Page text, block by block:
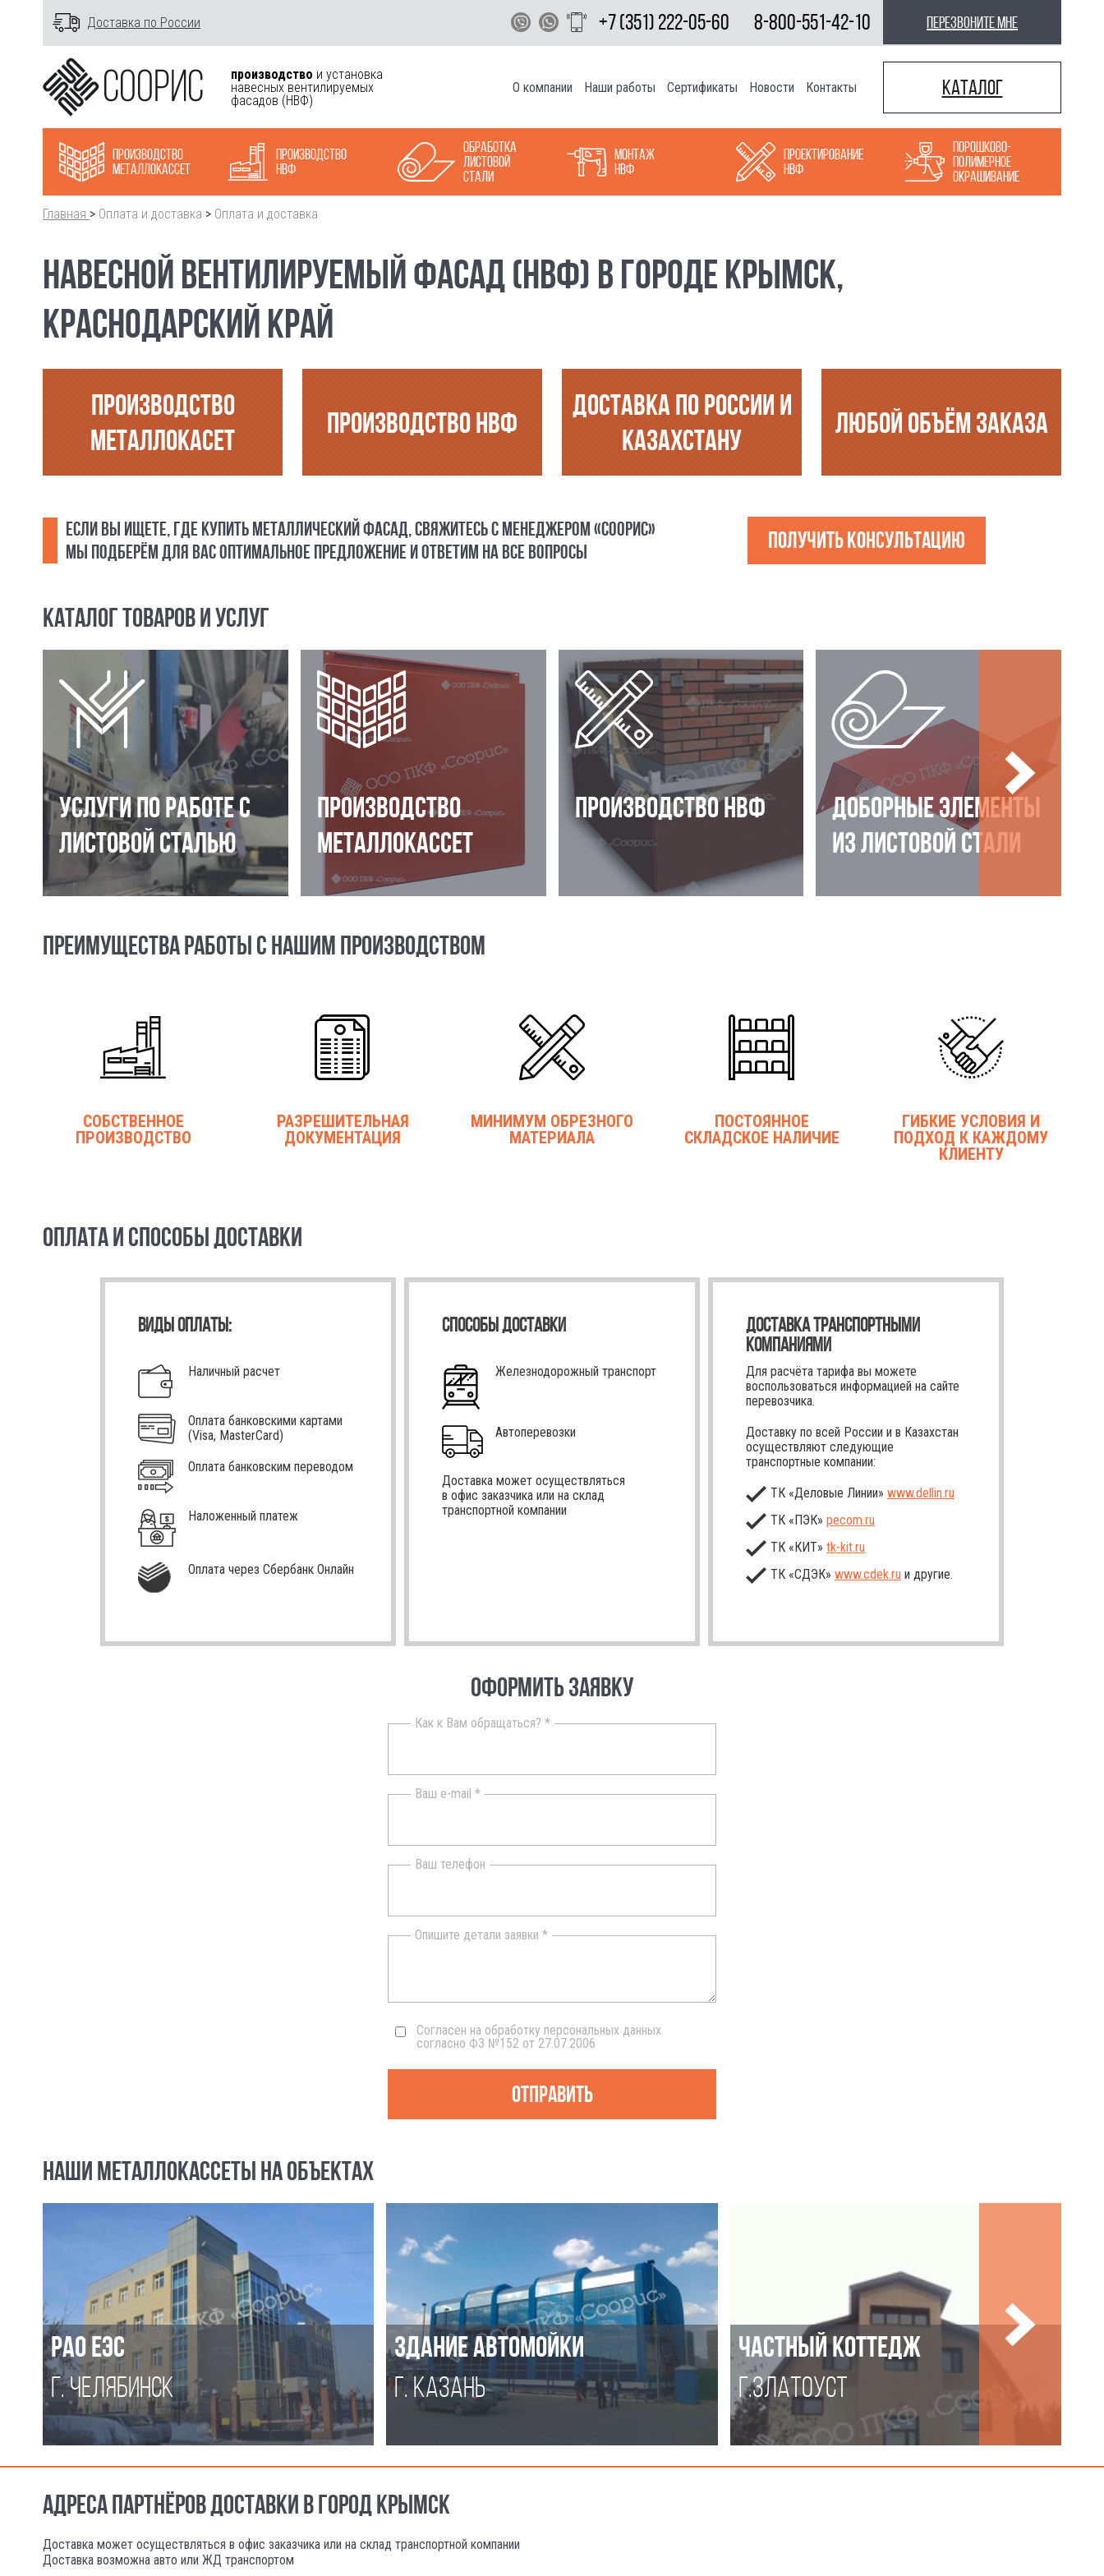
Доставка по России +7 (351) 222-05-60 8-800-551-42-10 перезвоните мне
производство и установка
навесных вентилируемых
фасадов (НВФ)
О компании Наши работы Сертификаты Новости Контакты Каталог
Производство
металлокасcет
Производство
НВФ
Обработка
листовой
стали
Монтаж
НВФ
Проектирование
НВФ
Порошково-
полимерное
окрашивание
Главная > Оплата и доставка > Оплата и доставка
НАВЕСНОЙ ВЕНТИЛИРУЕМЫЙ ФАСАД (НВФ) В ГОРОДЕ КРЫМСК,
КРАСНОДАРСКИЙ КРАЙ
ПРОИЗВОДСТВО
МЕТАЛЛОКАСЕТ
ПРОИЗВОДСТВО НВФ
ДОСТАВКА ПО РОССИИ И
КАЗАХСТАНУ
ЛЮБОЙ ОБЪЁМ ЗАКАЗА
ЕСЛИ ВЫ ИЩЕТЕ, ГДЕ КУПИТЬ МЕТАЛЛИЧЕСКИЙ ФАСАД, СВЯЖИТЕСЬ С МЕНЕДЖЕРОМ «СООРИС»
МЫ ПОДБЕРЁМ ДЛЯ ВАС ОПТИМАЛЬНОЕ ПРЕДЛОЖЕНИЕ И ОТВЕТИМ НА ВСЕ ВОПРОСЫ
Получить консультацию
КАТАЛОГ ТОВАРОВ И УСЛУГ
УСЛУГИ ПО РАБОТЕ С
ЛИСТОВОЙ СТАЛЬЮ
ПРОИЗВОДСТВО
МЕТАЛЛОКАССЕТ
ПРОИЗВОДСТВО НВФ
ДОБОРНЫЕ ЭЛЕМЕНТЫ
ИЗ ЛИСТОВОЙ СТАЛИ
ПРЕИМУЩЕСТВА РАБОТЫ С НАШИМ ПРОИЗВОДСТВОМ
СОБСТВЕННОЕ
ПРОИЗВОДСТВО
РАЗРЕШИТЕЛЬНАЯ
ДОКУМЕНТАЦИЯ
МИНИМУМ ОБРЕЗНОГО
МАТЕРИАЛА
ПОСТОЯННОЕ
СКЛАДСКОЕ НАЛИЧИЕ
ГИБКИЕ УСЛОВИЯ И
ПОДХОД К КАЖДОМУ
КЛИЕНТУ
ОПЛАТА И СПОСОБЫ ДОСТАВКИ
ВИДЫ ОПЛАТЫ:
Наличный расчет
Оплата банковскими картами
(Visa, MasterCard)
Оплата банковским переводом
Наложенный платеж
Оплата через Сбербанк Онлайн
СПОСОБЫ ДОСТАВКИ
Железнодорожный транспорт
Автоперевозки
Доставка может осуществляться
в офис заказчика или на склад
транспортной компании
ДОСТАВКА ТРАНСПОРТНЫМИ
КОМПАНИЯМИ
Для расчёта тарифа вы можете
воспользоваться информацией на сайте
перевозчика.
Доставку по всей России и в Казахстан
осуществляют следующие
транспортные компании:
ТК «Деловые Линии» www.dellin.ru
ТК «ПЭК» pecom.ru
ТК «КИТ» tk-kit.ru
ТК «СДЭК» www.cdek.ru и другие.
ОФОРМИТЬ ЗАЯВКУ
Как к Вам обращаться? *
Ваш e-mail *
Ваш телефон
Опишите детали заявки *
Согласен на обработку персональных данных
согласно ФЗ №152 от 27.07.2006
Отправить
НАШИ МЕТАЛЛОКАССЕТЫ НА ОБЪЕКТАХ
РАО ЕЭС
Г. ЧЕЛЯБИНСК
ЗДАНИЕ АВТОМОЙКИ
Г. КАЗАНЬ
ЧАСТНЫЙ КОТТЕДЖ
Г.ЗЛАТОУСТ
АДРЕСА ПАРТНЁРОВ ДОСТАВКИ В ГОРОД КРЫМСК
Доставка может осуществляться в офис заказчика или на склад транспортной компании
Доставка возможна авто или ЖД транспортом